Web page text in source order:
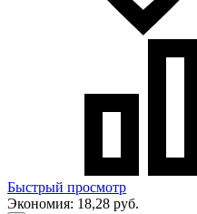
Быстрый просмотр
Экономия: 18,28 руб.